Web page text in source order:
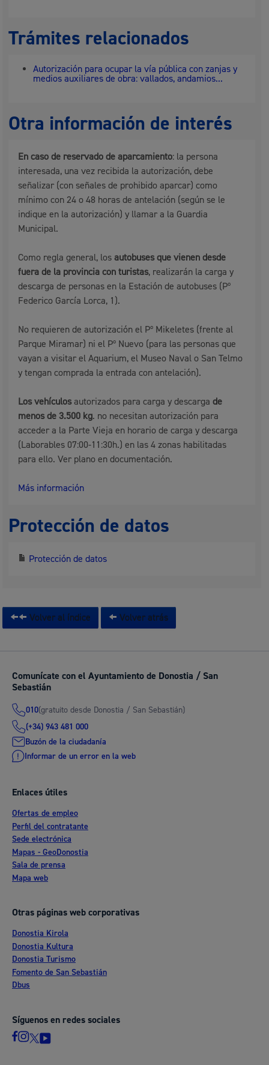
Trámites relacionados
Autorización para ocupar la vía pública con zanjas y
medios auxiliares de obra: vallados, andamios...
Otra información de interés
En caso de reservado de aparcamiento: la persona
interesada, una vez recibida la autorización, debe
señalizar (con señales de prohibido aparcar) como
mínimo con 24 o 48 horas de antelación (según se le
indique en la autorización) y llamar a la Guardia
Municipal.
Como regla general, los autobuses que vienen desde
fuera de la provincia con turistas, realizarán la carga y
descarga de personas en la Estación de autobuses (Pº
Federico García Lorca, 1).
No requieren de autorización el Pº Mikeletes (frente al
Parque Miramar) ni el Pº Nuevo (para las personas que
vayan a visitar el Aquarium, el Museo Naval o San Telmo
y tengan comprada la entrada con antelación).
Los vehículosautorizados para carga y descargade
menos de 3.500 kg. no necesitan autorización para
acceder a la Parte Vieja en horario de carga y descarga
(Laborables 07:00-11:30h.) en las 4 zonas habilitadas
para ello. Ver plano en documentación.
Más información
Protección de datos
Protección de datos
Volver al índice Volver atrás
Comunícate con el Ayuntamiento de Donostia / San
Sebastián
010(gratuito desde Donostia / San Sebastián)
(+34) 943 481 000
Buzón de la ciudadanía
Informar de un error en la web
Enlaces útiles
Ofertas de empleo
Perfil del contratante
Sede electrónica
Mapas - GeoDonostia
Sala de prensa
Mapa web
Otras páginas web corporativas
Donostia Kirola
Donostia Kultura
Donostia Turismo
Fomento de San Sebastián
Dbus
Síguenos en redes sociales